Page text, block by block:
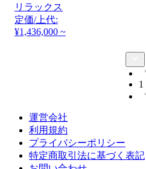
リラックス
定価/上代:
¥1,436,000 ~
1
運営会社
利用規約
プライバシーポリシー
特定商取引法に基づく表記